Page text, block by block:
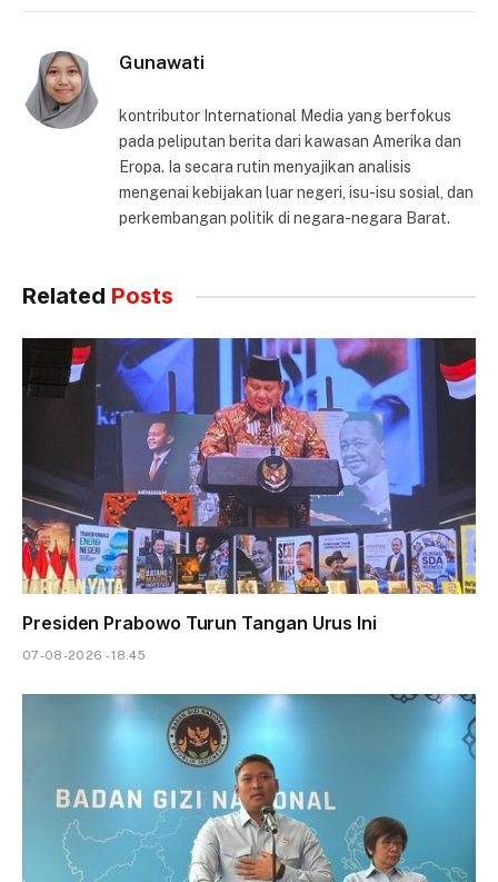
Gunawati
kontributor International Media yang berfokus
pada peliputan berita dari kawasan Amerika dan
Eropa. Ia secara rutin menyajikan analisis
mengenai kebijakan luar negeri, isu-isu sosial, dan
perkembangan politik di negara-negara Barat.
Related Posts
Presiden Prabowo Turun Tangan Urus Ini
07-08-2026 - 18.45